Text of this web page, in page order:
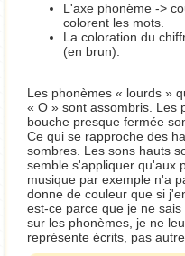
L'axe phonème ->
colorent les mots.
La coloration du
(en brun).
Les phonèmes « lourds »
« O » sont assombris. Les
bouche presque fermée
Ce qui se rapproche des
sombres. Les sons hauts
semble s'appliquer qu'aux
musique par exemple n'a
donne de couleur que si
est-ce parce que je ne
sur les phonèmes, je ne
représente écrits, pas